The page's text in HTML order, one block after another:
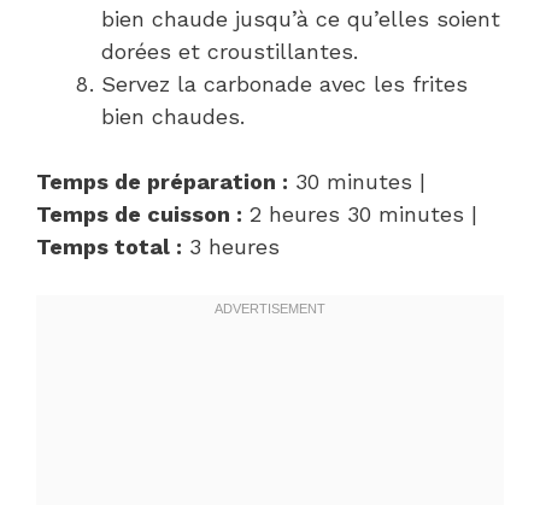
bien chaude jusqu’à ce qu’elles soient
dorées et croustillantes.
Servez la carbonade avec les frites
bien chaudes.
Temps de préparation : 30 minutes |
Temps de cuisson : 2 heures 30 minutes |
Temps total : 3 heures